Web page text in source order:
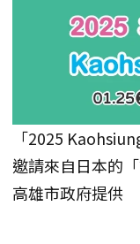
「2025
邀請來自日本的
高雄市政府提供